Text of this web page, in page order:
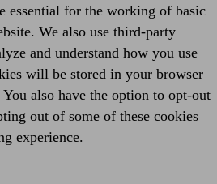
essential for the working of basic
We also use third-party
and understand how you use
will be stored in your browser
also have the option to opt-out
out of some of these cookies
experience.